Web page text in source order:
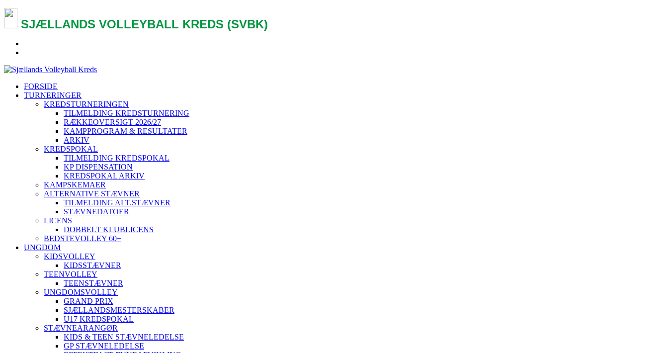
SJÆLLANDS VOLLEYBALL KREDS (SVBK)
FORSIDE
TURNERINGER
KREDSTURNERINGEN
TILMELDING KREDSTURNERING
RÆKKEOVERSIGT 2026/27
KAMPPROGRAM & RESULTATER
ARKIV
KREDSPOKAL
TILMELDING KREDSPOKAL
KP DISPENSATION
KREDSPOKAL ARKIV
KAMPSKEMAER
ALTERNATIVE STÆVNER
TILMELDING ALT.STÆVNER
STÆVNEDATOER
LICENS
DOBBELT KLUBLICENS
BEDSTEVOLLEY 60+
UNGDOM
KIDSVOLLEY
KIDSSTÆVNER
TEENVOLLEY
TEENSTÆVNER
UNGDOMSVOLLEY
GRAND PRIX
SJÆLLANDSMESTERSKABER
U17 KREDSPOKAL
STÆVNEARANGØR
KIDS & TEEN STÆVNELEDELSE
GP STÆVNELEDELSE